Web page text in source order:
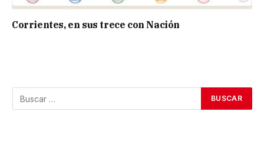
Corrientes, en sus trece con Nación